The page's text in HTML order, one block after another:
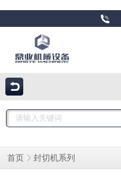
首页 封切机系列